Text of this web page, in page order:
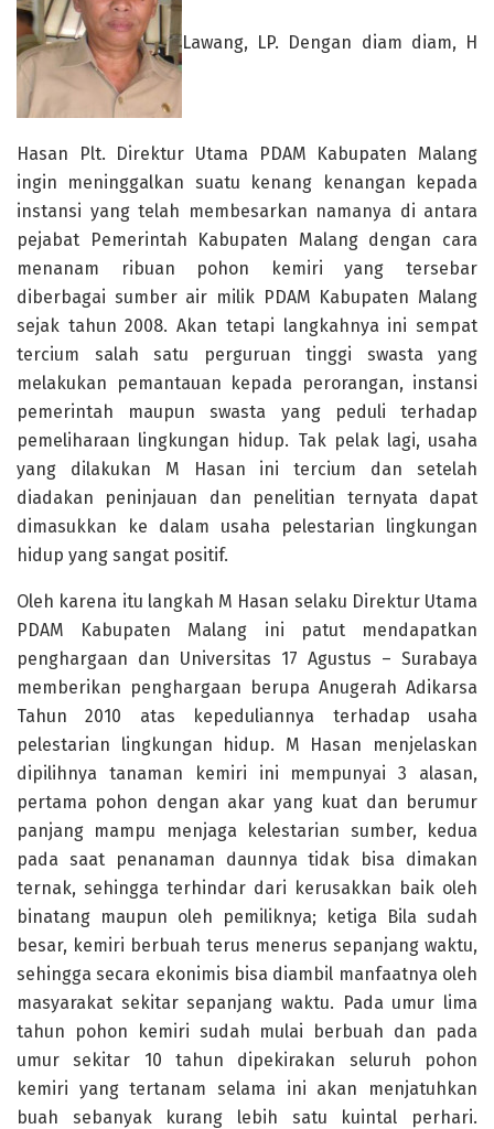
Lawang, LP. Dengan diam diam, H
Hasan Plt. Direktur Utama PDAM Kabupaten Malang
ingin meninggalkan suatu kenang kenangan kepada
instansi yang telah membesarkan namanya di antara
pejabat Pemerintah Kabupaten Malang dengan cara
menanam ribuan pohon kemiri yang tersebar
diberbagai sumber air milik PDAM Kabupaten Malang
sejak tahun 2008. Akan tetapi langkahnya ini sempat
tercium salah satu perguruan tinggi swasta yang
melakukan pemantauan kepada perorangan, instansi
pemerintah maupun swasta yang peduli terhadap
pemeliharaan lingkungan hidup. Tak pelak lagi, usaha
yang dilakukan M Hasan ini tercium dan setelah
diadakan peninjauan dan penelitian ternyata dapat
dimasukkan ke dalam usaha pelestarian lingkungan
hidup yang sangat positif.
Oleh karena itu langkah M Hasan selaku Direktur Utama
PDAM Kabupaten Malang ini patut mendapatkan
penghargaan dan Universitas 17 Agustus – Surabaya
memberikan penghargaan berupa Anugerah Adikarsa
Tahun 2010 atas kepeduliannya terhadap usaha
pelestarian lingkungan hidup. M Hasan menjelaskan
dipilihnya tanaman kemiri ini mempunyai 3 alasan,
pertama pohon dengan akar yang kuat dan berumur
panjang mampu menjaga kelestarian sumber, kedua
pada saat penanaman daunnya tidak bisa dimakan
ternak, sehingga terhindar dari kerusakkan baik oleh
binatang maupun oleh pemiliknya; ketiga Bila sudah
besar, kemiri berbuah terus menerus sepanjang waktu,
sehingga secara ekonimis bisa diambil manfaatnya oleh
masyarakat sekitar sepanjang waktu. Pada umur lima
tahun pohon kemiri sudah mulai berbuah dan pada
umur sekitar 10 tahun dipekirakan seluruh pohon
kemiri yang tertanam selama ini akan menjatuhkan
buah sebanyak kurang lebih satu kuintal perhari.